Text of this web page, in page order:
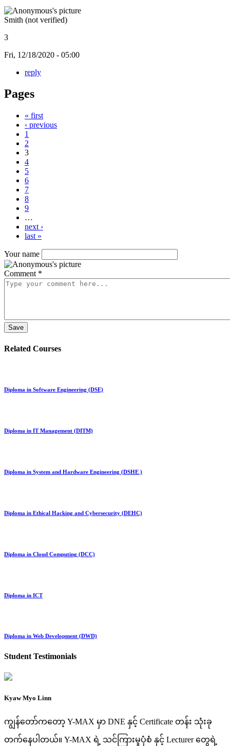
Smith (not verified)
3
Fri, 12/18/2020 - 05:00
reply
Pages
« first
‹ previous
1
2
3
4
5
6
7
8
9
…
next ›
last »
Your name
Comment *
Related Courses
Diploma in Software Engineering (DSE)
Diploma in IT Management (DITM)
Diploma in System and Hardware Engineering (DSHE )
Diploma in Ethical Hacking and Cybersecurity (DEHC)
Diploma in Cloud Computing (DCC)
Diploma in ICT
Diploma in Web Development (DWD)
Student Testimonials
Kyaw Myo Linn
ကျွန်တော်ကတော့ Y-MAX မှာ DNE နှင့် Certificate တန်း သုံးခု
တက်နေပါတယ်။ Y-MAX ရဲ့ သင်ကြားမှုပုံစံ နှင့် Lecturer တွေရဲ့